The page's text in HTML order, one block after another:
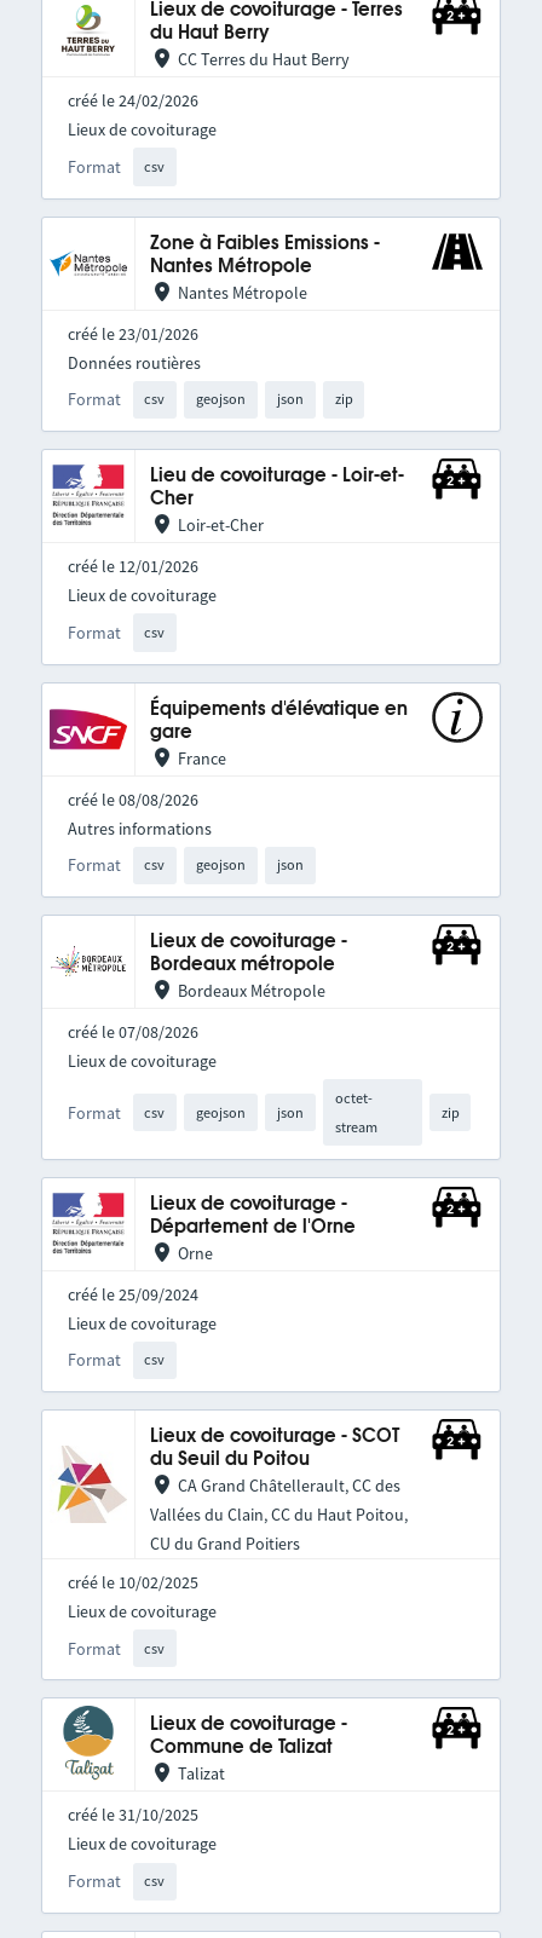
Lieux de covoiturage - Terres
du Haut Berry
CC Terres du Haut Berry
créé le 24/02/2026
Format csv
Lieux de covoiturage
Zone à Faibles Emissions -
Nantes Métropole
Nantes Métropole
créé le 23/01/2026
Format csv geojson json zip
Données routières
Lieu de covoiturage - Loir-et-
Cher
Loir-et-Cher
créé le 12/01/2026
Format csv
Lieux de covoiturage
Équipements d'élévatique en
gare
France
créé le 08/08/2026
Format csv geojson json
Autres informations
Lieux de covoiturage -
Bordeaux métropole
Bordeaux Métropole
créé le 07/08/2026
Format csv geojson json
octet-
stream
zip
Lieux de covoiturage
Lieux de covoiturage -
Département de l'Orne
Orne
créé le 25/09/2024
Format csv
Lieux de covoiturage
Lieux de covoiturage - SCOT
du Seuil du Poitou
CA Grand Châtellerault, CC des
Vallées du Clain, CC du Haut Poitou,
CU du Grand Poitiers
créé le 10/02/2025
Format csv
Lieux de covoiturage
Lieux de covoiturage -
Commune de Talizat
Talizat
créé le 31/10/2025
Format csv
Lieux de covoiturage